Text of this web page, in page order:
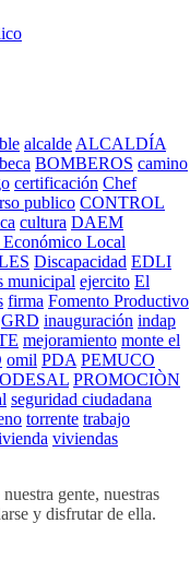
alcalde ALCALDÍA
beca BOMBEROS camino
certificación Chef
publico CONTROL
cultura DAEM
Local
Discapacidad EDLI
municipal ejercito El
firma Fomento Productivo
GRD inauguración indap
mejoramiento monte el
omil PDA PEMUCO
PROMOCIÒN
seguridad ciudadana
torrente trabajo
viviendas
gente, nuestras
y disfrutar de ella.